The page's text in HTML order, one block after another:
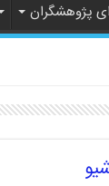
پژوهشگران